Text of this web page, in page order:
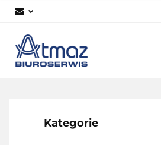
Kategorie